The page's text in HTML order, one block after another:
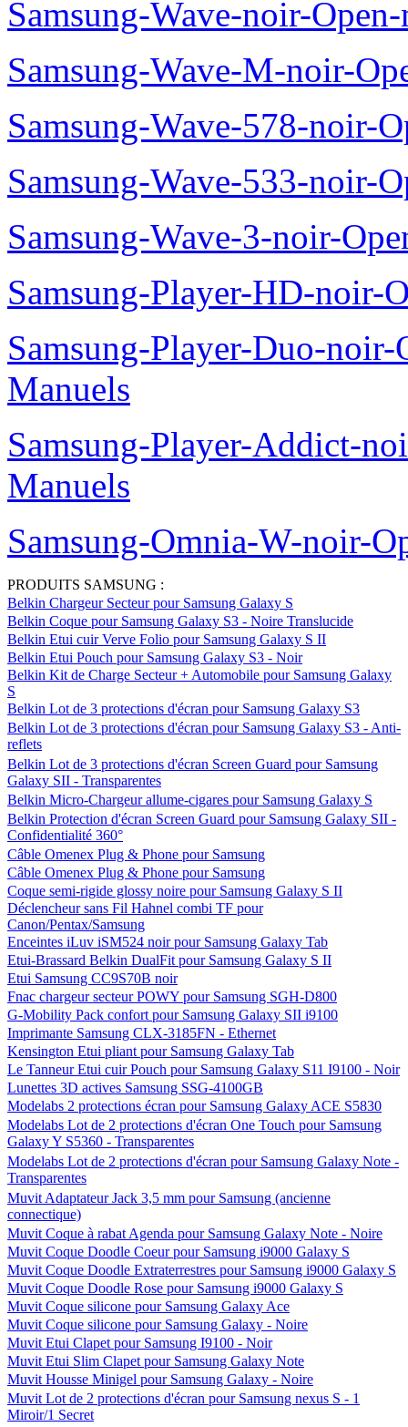
Samsung-Wave-noir-
Samsung-Wave-M-noir-
Samsung-Wave-578-noir-
Samsung-Wave-533-noir-
Samsung-Wave-3-noir-
Samsung-Player-HD-noir-
Samsung-Player-Duo-
Manuels
Samsung-Player-Addict-
Manuels
Samsung-Omnia-W-noir-
PRODUITS SAMSUNG :
Belkin Chargeur Secteur pour Samsung Galaxy S
Belkin Coque pour Samsung Galaxy S3 - Noire Translucide
Belkin Etui cuir Verve Folio pour Samsung Galaxy S II
Belkin Etui Pouch pour Samsung Galaxy S3 - Noir
Belkin Kit de Charge Secteur + Automobile pour Samsung Galaxy
S
Belkin Lot de 3 protections d'écran pour Samsung Galaxy S3
Belkin Lot de 3 protections d'écran pour Samsung Galaxy S3 - Anti-
reflets
Belkin Lot de 3 protections d'écran Screen Guard pour Samsung
Galaxy SII - Transparentes
Belkin Micro-Chargeur allume-cigares pour Samsung Galaxy S
Belkin Protection d'écran Screen Guard pour Samsung Galaxy SII -
Confidentialité 360°
Câble Omenex Plug & Phone pour Samsung
Câble Omenex Plug & Phone pour Samsung
Coque semi-rigide glossy noire pour Samsung Galaxy S II
Déclencheur sans Fil Hahnel combi TF pour
Canon/Pentax/Samsung
Enceintes iLuv iSM524 noir pour Samsung Galaxy Tab
Etui-Brassard Belkin DualFit pour Samsung Galaxy S II
Etui Samsung CC9S70B noir
Fnac chargeur secteur POWY pour Samsung SGH-D800
G-Mobility Pack confort pour Samsung Galaxy SII i9100
Imprimante Samsung CLX-3185FN - Ethernet
Kensington Etui pliant pour Samsung Galaxy Tab
Le Tanneur Etui cuir Pouch pour Samsung Galaxy S11 I9100 - Noir
Lunettes 3D actives Samsung SSG-4100GB
Modelabs 2 protections écran pour Samsung Galaxy ACE S5830
Modelabs Lot de 2 protections d'écran One Touch pour Samsung
Galaxy Y S5360 - Transparentes
Modelabs Lot de 2 protections d'écran pour Samsung Galaxy Note -
Transparentes
Muvit Adaptateur Jack 3,5 mm pour Samsung (ancienne
connectique)
Muvit Coque à rabat Agenda pour Samsung Galaxy Note - Noire
Muvit Coque Doodle Coeur pour Samsung i9000 Galaxy S
Muvit Coque Doodle Extraterrestres pour Samsung i9000 Galaxy S
Muvit Coque Doodle Rose pour Samsung i9000 Galaxy S
Muvit Coque silicone pour Samsung Galaxy Ace
Muvit Coque silicone pour Samsung Galaxy - Noire
Muvit Etui Clapet pour Samsung I9100 - Noir
Muvit Etui Slim Clapet pour Samsung Galaxy Note
Muvit Housse Minigel pour Samsung Galaxy - Noire
Muvit Lot de 2 protections d'écran pour Samsung nexus S - 1
Miroir/1 Secret